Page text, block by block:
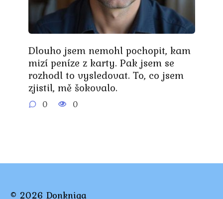
Dlouho jsem nemohl pochopit, kam
mizí peníze z karty. Pak jsem se
rozhodl to vysledovat. To, co jsem
zjistil, mě šokovalo.
0 0
© 2026 Donkniga